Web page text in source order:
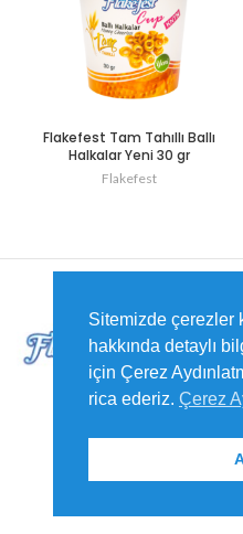
Flakefest Tam Tahıllı Ballı
Halkalar Yeni 30 gr
Flakefest
Sitemizde çerezler
hakkında detaylı
için Çerez
rica ederiz. Çerez